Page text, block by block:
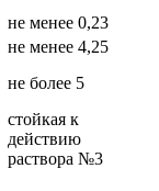
не менее 0,23
не менее 4,25
не более 5
стойкая к
действию
раствора №3